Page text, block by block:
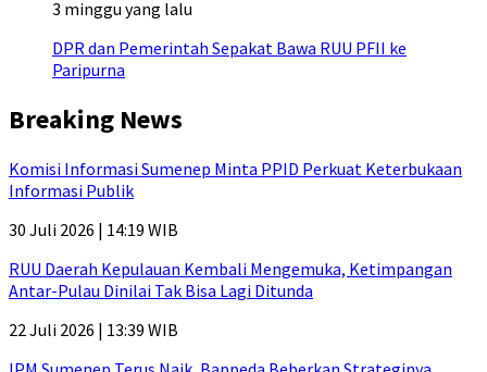
3 minggu yang lalu
DPR dan Pemerintah Sepakat Bawa RUU PFII ke
Paripurna
Breaking News
Komisi Informasi Sumenep Minta PPID Perkuat Keterbukaan
Informasi Publik
30 Juli 2026 | 14:19 WIB
RUU Daerah Kepulauan Kembali Mengemuka, Ketimpangan
Antar-Pulau Dinilai Tak Bisa Lagi Ditunda
22 Juli 2026 | 13:39 WIB